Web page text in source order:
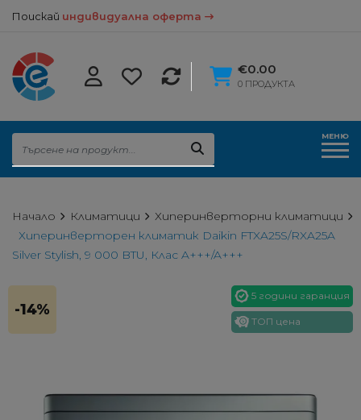
Поискай индивидуална оферта
€0.00
0 ПРОДУКТА
МЕНЮ
Начало Климатици
Хиперинверторни климатици
Хиперинверторен климатик Daikin FTXA25S/RXA25A
Silver Stylish, 9 000 BTU, Клас A+++/A+++
-14%
5 години гаранция
ТОП цена